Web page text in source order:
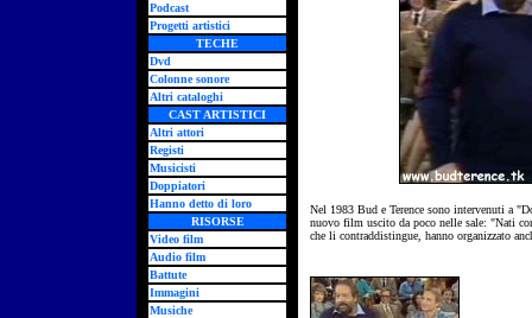
Podcast
Progetti artistici
TECHE
Dvd
Colonne sonore
Altri cataloghi
CAST ARTISTICI
Altri attori
Registi
Musicisti
Doppiatori
Hanno detto di loro
RISORSE
Video film
Audio film
Battute
Immagini
Musiche
Nel 1983 Bud e Terence sono intervenuti a
nuovo film uscito da poco nelle sale: "Nati
che li contraddistingue, hanno organizzato